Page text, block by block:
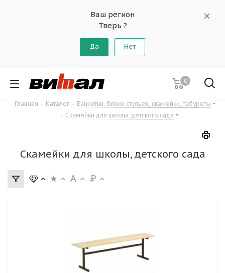
Ваш регион
Тверь ?
Да Нет
0
Главная - Каталог - Банкетки, блоки стульев, скамейки, табуреты
- Скамейки для школы, детского сада
Скамейки для школы, детского сада